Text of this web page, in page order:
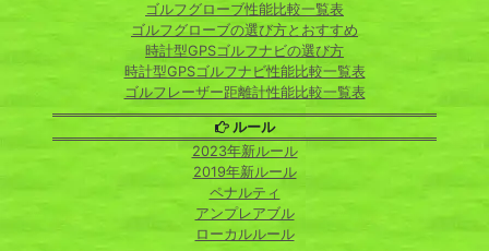
ゴルフグローブ性能比較一覧表
ゴルフグローブの選び方とおすすめ
時計型GPSゴルフナビの選び方
時計型GPSゴルフナビ性能比較一覧表
ゴルフレーザー距離計性能比較一覧表
ルール
2023年新ルール
2019年新ルール
ペナルティ
アンプレアブル
ローカルルール